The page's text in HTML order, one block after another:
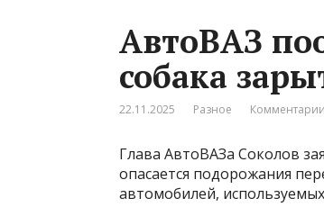
АвтоВАЗ
собака
22.11.2025 Разное
Глава АвтоВАЗа Соколов
опасается подорожания
автомобилей,